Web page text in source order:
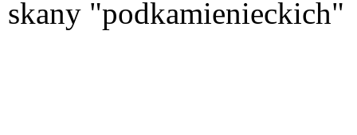
"podkamienieckich"